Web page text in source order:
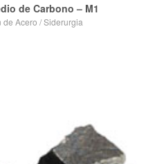
de Carbono – M1
de Acero /Siderurgia